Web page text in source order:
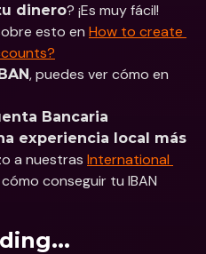
dinero? ¡Es muy fácil!
esto en How to create
Bancaria
experiencia local más
a nuestras International
conseguir tu IBAN